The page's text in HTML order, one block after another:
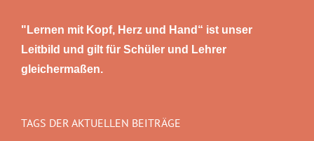
"Lernen mit Kopf, Herz und Hand“ ist unser
Leitbild und gilt für Schüler und Lehrer
gleichermaßen.
TAGS DER AKTUELLEN BEITRÄGE